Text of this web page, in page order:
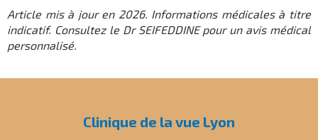
Article mis à jour en 2026. Informations médicales à titre
indicatif. Consultez le Dr SEIFEDDINE pour un avis médical
personnalisé.
Clinique de la vue Lyon